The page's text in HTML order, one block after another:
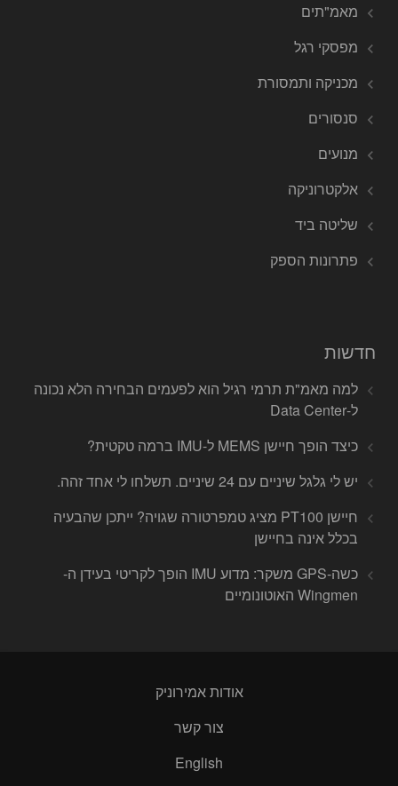
מאמ"תים
מפסקי רגל
מכניקה ותמסורת
סנסורים
מנועים
אלקטרוניקה
שליטה ביד
פתרונות הספק
חדשות
למה מאמ"ת תרמי רגיל הוא לפעמים הבחירה הלא נכונה
ל-Data Center
כיצד הופך חיישן MEMS ל-IMU ברמה טקטית?
יש לי גלגל שיניים עם 24 שיניים. תשלחו לי אחד זהה.
חיישן PT100 מציג טמפרטורה שגויה? ייתכן שהבעיה
בכלל אינה בחיישן
כשה-GPS משקר: מדוע IMU הופך לקריטי בעידן ה-
Wingmen האוטונומיים
אודות אמירוניק
צור קשר
English